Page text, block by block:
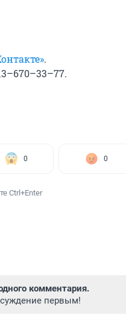
.
0 0
Ctrl+Enter
комментария.
первым!